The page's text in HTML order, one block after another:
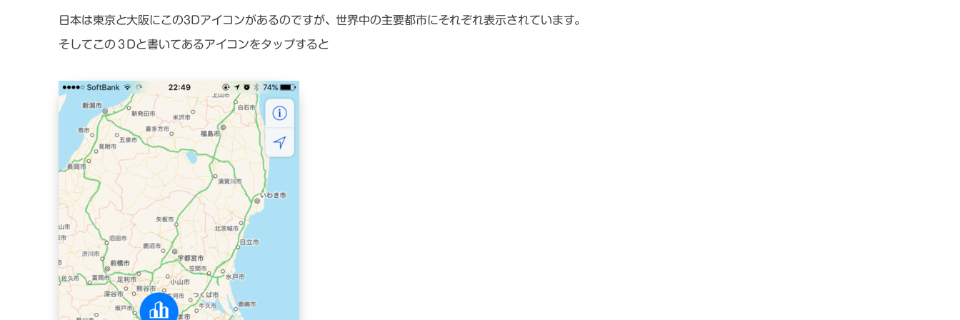
日本は東京と大阪にこの3Dアイコンがあるのですが、世界中の主要都市にそれぞれ表示されています。
そしてこの３Dと書いてあるアイコンをタップすると